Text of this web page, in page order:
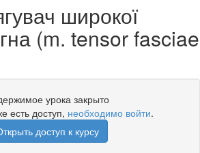
широкої
(m. tensor fasciae
урока закрыто
есть доступ, необходимо войти.
доступ к курсу